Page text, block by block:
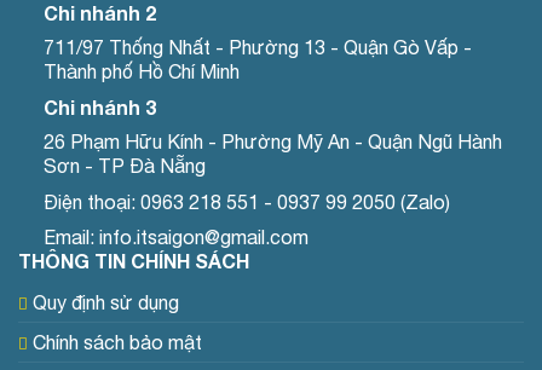
Chi nhánh 2
711/97 Thống Nhất - Phường 13 - Quận Gò Vấp -
Thành phố Hồ Chí Minh
Chi nhánh 3
26 Phạm Hữu Kính - Phường Mỹ An - Quận Ngũ Hành
Sơn - TP Đà Nẵng
Điện thoại: 0963 218 551 - 0937 99 2050 (Zalo)
Email: info.itsaigon@gmail.com
THÔNG TIN CHÍNH SÁCH
Quy định sử dụng
Chính sách bảo mật